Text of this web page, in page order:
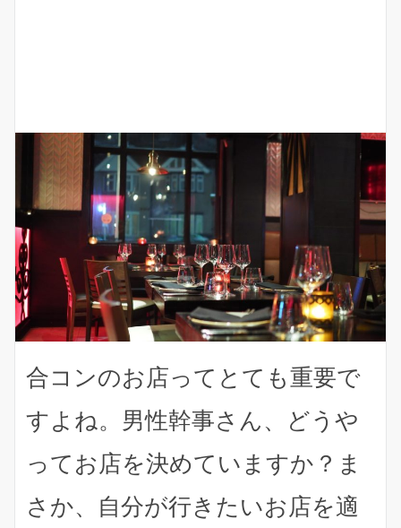
合コンのお店ってとても重要で
すよね。男性幹事さん、どうや
ってお店を決めていますか？ま
さか、自分が行きたいお店を適